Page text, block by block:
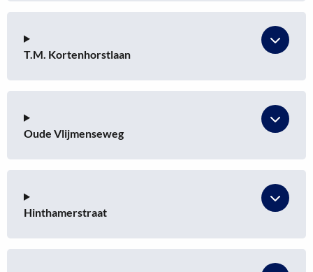
T.M. Kortenhorstlaan
Oude Vlijmenseweg
Hinthamerstraat